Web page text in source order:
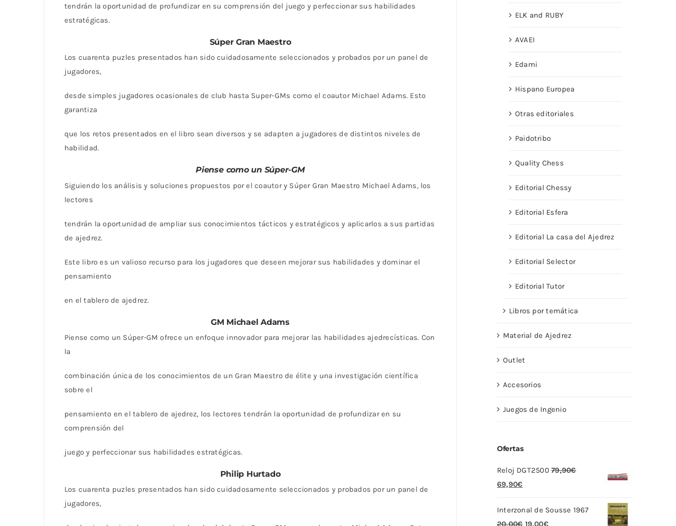
tendrán la oportunidad de profundizar en su comprensión del juego y perfeccionar sus habilidades
estratégicas.
Súper Gran Maestro
Los cuarenta puzles presentados han sido cuidadosamente seleccionados y probados por un panel de
jugadores,
desde simples jugadores ocasionales de club hasta Super-GMs como el coautor Michael Adams. Esto
garantiza
que los retos presentados en el libro sean diversos y se adapten a jugadores de distintos niveles de
habilidad.
Piense como un Súper-GM
Siguiendo los análisis y soluciones propuestos por el coautor y Súper Gran Maestro Michael Adams, los
lectores
tendrán la oportunidad de ampliar sus conocimientos tácticos y estratégicos y aplicarlos a sus partidas
de ajedrez.
Este libro es un valioso recurso para los jugadores que deseen mejorar sus habilidades y dominar el
pensamiento
en el tablero de ajedrez.
GM Michael Adams
Piense como un Súper-GM ofrece un enfoque innovador para mejorar las habilidades ajedrecísticas. Con
la
combinación única de los conocimientos de un Gran Maestro de élite y una investigación científica
sobre el
pensamiento en el tablero de ajedrez, los lectores tendrán la oportunidad de profundizar en su
comprensión del
juego y perfeccionar sus habilidades estratégicas.
Philip Hurtado
Los cuarenta puzles presentados han sido cuidadosamente seleccionados y probados por un panel de
jugadores,
ELK and RUBY
AVAEI
Edami
Hispano Europea
Otras editoriales
Paidotribo
Quality Chess
Editorial Chessy
Editorial Esfera
Editorial La casa del Ajedrez
Editorial Selector
Editorial Tutor
Libros por temática
Material de Ajedrez
Outlet
Accesorios
Juegos de Ingenio
Ofertas
Reloj DGT2500 79,90€
El
original
69,90€
actual
Interzonal de Sousse 1967
20,00€ El
19,00€El